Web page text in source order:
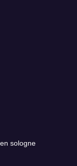
sologne